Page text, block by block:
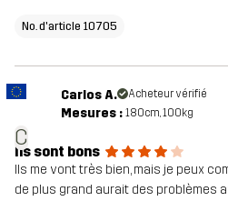
No. d'article 10705
C
Carlos A. Acheteur vérifié
Mesures : 180cm, 100kg
Ils sont bons
Ils me vont très bien, mais je peux
de plus grand aurait des problèmes